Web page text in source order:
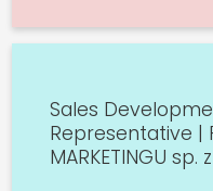
Sales
Representative |
MARKETINGU sp.